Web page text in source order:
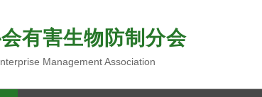
有害生物防制分会
Management Association